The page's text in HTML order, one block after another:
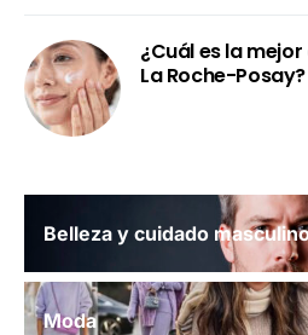
¿Cuál es la
La Roche-Posay?
Belleza y cuidado
Moda